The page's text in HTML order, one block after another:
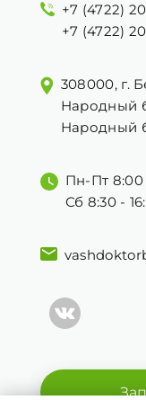
+7 (4722)
+7 (4722)
308000, г.
Народный
Народный
Пн-Пт 8:00
Сб 8:30 -